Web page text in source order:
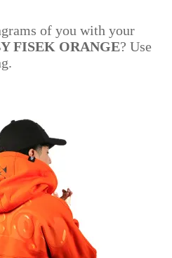
of you with your
FISEK ORANGE? Use